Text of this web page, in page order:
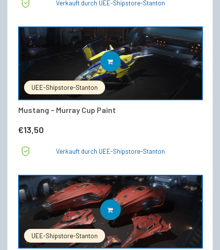
Verkauft durch UEE-Shipstore-Stanton
UEE-Shipstore-Stanton
Mustang – Murray Cup Paint
€13,50
IN DEN WARENKORB
Verkauft durch UEE-Shipstore-Stanton
UEE-Shipstore-Stanton
IN DEN WARENKORB